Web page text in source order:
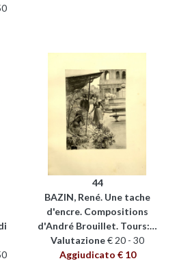
44
BAZIN, René. Une tache
d'encre. Compositions
d'André Brouillet. Tours:…
Valutazione€ 20 - 30
Aggiudicato € 10